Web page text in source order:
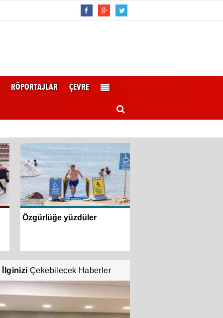
RÖPORTAJLAR ÇEVRE
Özgürlüğe yüzdüler
İlginizi Çekebilecek Haberler